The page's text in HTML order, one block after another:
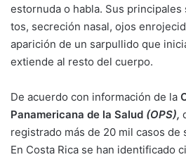
estornuda o habla. Sus
tos, secreción nasal, ojos
aparición de un sarpullido que
extiende al resto del cuerpo.
De acuerdo con información de la
Panamericana de la Salud (OPS),
registrado más de 20 mil casos de
En Costa Rica se han identificado